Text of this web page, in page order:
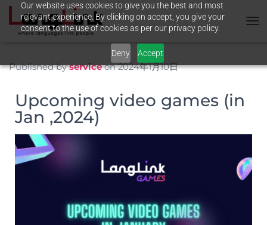
Our website uses cookies to give you the best and most
relevant experience. By clicking on accept, you give your
consent to the use of cookies as per our privacy policy.
Deny Accept
G
Published byserviceon2024年1月10日
Upcoming video games (in
Jan ,2024)